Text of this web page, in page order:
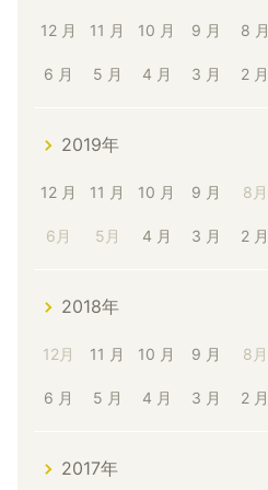
12 月 11 月 10 月 9 月 8 月
6 月 5 月 4 月 3 月 2 月
2019年
12 月 11 月 10 月 9 月 8月
6月 5月 4 月 3 月 2 月
2018年
12月 11 月 10 月 9 月 8月
6 月 5 月 4 月 3 月 2 月
2017年